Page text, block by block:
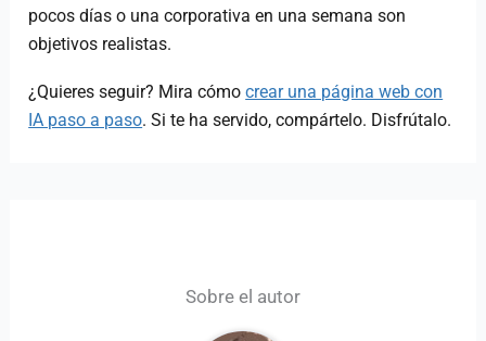
pocos días o una corporativa en una semana son
objetivos realistas.
¿Quieres seguir? Mira cómocrear una página web con
IA paso a paso. Si te ha servido, compártelo. Disfrútalo.
Sobre el autor